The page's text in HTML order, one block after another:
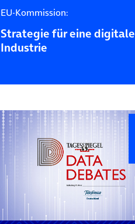
EU-Kommission:
Strategie für eine digitale
Industrie